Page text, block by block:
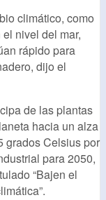
climático, como
nivel del mar,
rápido para
dijo el
de las plantas
hacia un alza
grados Celsius por
para 2050,
“Bajen el